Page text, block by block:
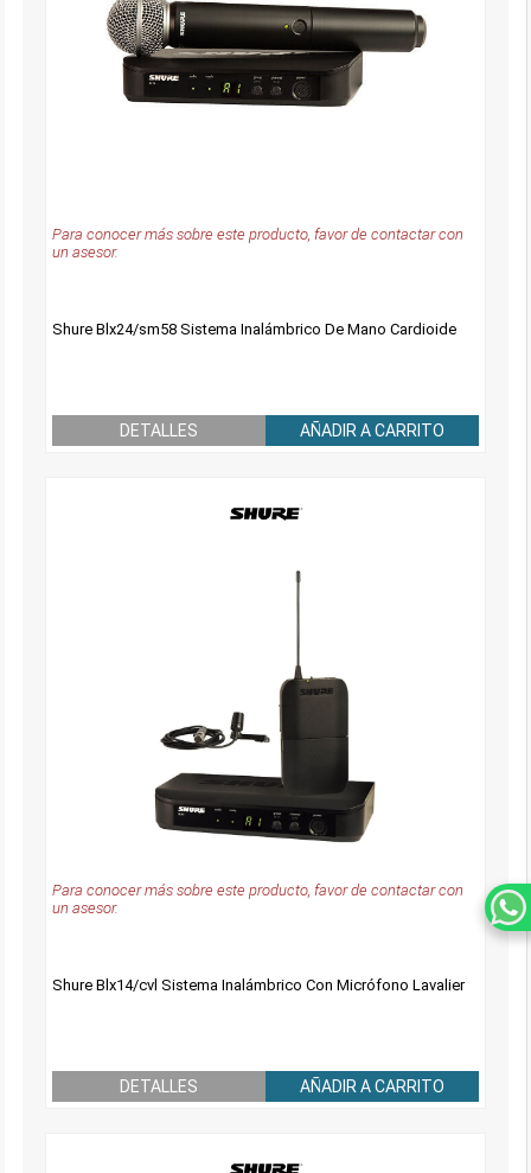
Para conocer más sobre este producto, favor de contactar con
un asesor.
Shure Blx24/sm58 Sistema Inalámbrico De Mano Cardioide
DETALLES AÑADIR A CARRITO
Para conocer más sobre este producto, favor de contactar con
un asesor.
Shure Blx14/cvl Sistema Inalámbrico Con Micrófono Lavalier
DETALLES AÑADIR A CARRITO